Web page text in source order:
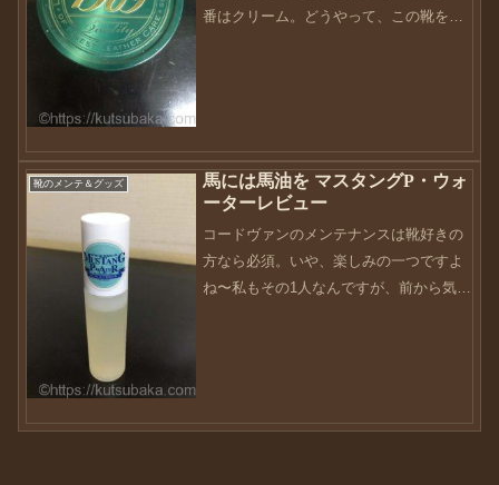
番はクリーム。どうやって、この靴を光
靴のメンテ＆グッズ
馬には馬油を マスタングP・ウォ
ーターレビュー
コードヴァンのメンテナンスは靴好きの
方なら必須。いや、楽しみの一つですよ
ね〜私もその1人なんですが、前から気に